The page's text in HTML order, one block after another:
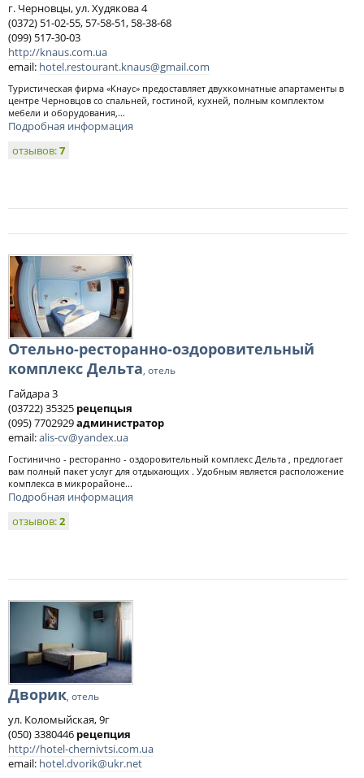
г. Черновцы, ул. Худякова 4
(0372) 51-02-55, 57-58-51, 58-38-68
(099) 517-30-03
http://knaus.com.ua
email: hotel.restourant.knaus@gmail.com
Туристическая фирма «Кнаус» предоставляет двухкомнатные апартаменты в
центре Черновцов со спальней, гостиной, кухней, полным комплектом
мебели и оборудования,...
Подробная информация
отзывов:7
Отельно-ресторанно-оздоровительный
комплекс Дельта, отель
Гайдара 3
(03722) 35325 рецепцыя
(095) 7702929администратор
email:alis-cv@yandex.ua
Гостинично - ресторанно - оздоровительный комплекс Дельта , предлогает
вам полный пакет услуг для отдыхающих . Удобным является расположение
комплекса в микрорайоне...
Подробная информация
отзывов:2
Дворик, отель
ул. Коломыйская, 9г
(050) 3380446 рецепция
http://hotel-chernivtsi.com.ua
email: hotel.dvorik@ukr.net